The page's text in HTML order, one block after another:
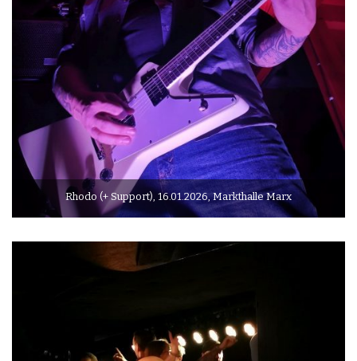
Rhodo (+ Support), 16.01.2026, Markthalle Marx